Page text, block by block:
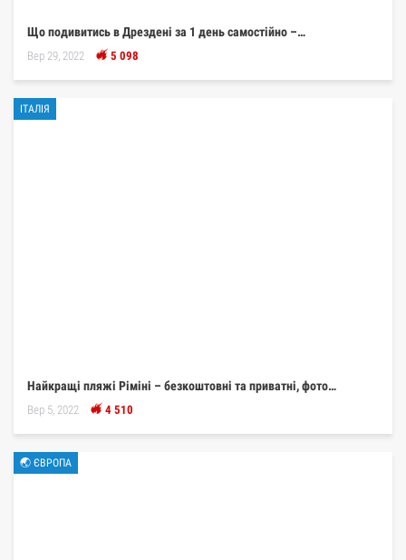
Що подивитись в Дрездені за 1 день самостійно –…
Вер 29, 2022 5 098
ІТАЛІЯ
Найкращі пляжі Ріміні – безкоштовні та приватні, фото…
Вер 5, 2022 4 510
🌏 ЄВРОПА